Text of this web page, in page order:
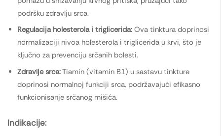
podršku zdravlju srca.
Regulacija holesterola i triglicerida: Ova tinktura doprinosi
normalizaciji nivoa holesterola i triglicerida u krvi, što je
ključno za prevenciju srčanih bolesti.
Zdravlje srca:Tiamin (vitamin B1) u sastavu tinkture
doprinosi normalnoj funkciji srca, podržavajući efikasno
funkcionisanje srčanog mišića.
Indikacije: